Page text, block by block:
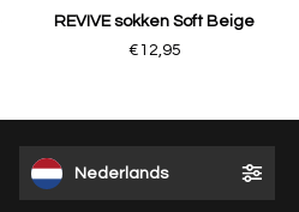
REVIVE sokken Soft Beige
€12,95
Nederlands